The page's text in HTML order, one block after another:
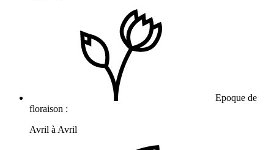
Epoque de
floraison :
Avril à Avril